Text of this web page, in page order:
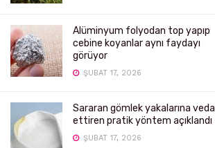
Alüminyum folyodan top yapıp
cebine koyanlar aynı faydayı
görüyor
ŞUBAT 17, 2026
Sararan gömlek yakalarına veda
ettiren pratik yöntem açıklandı
ŞUBAT 17, 2026